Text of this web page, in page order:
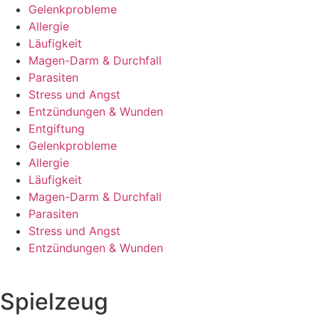
Gelenkprobleme
Allergie
Läufigkeit
Magen-Darm & Durchfall
Parasiten
Stress und Angst
Entzündungen & Wunden
Entgiftung
Gelenkprobleme
Allergie
Läufigkeit
Magen-Darm & Durchfall
Parasiten
Stress und Angst
Entzündungen & Wunden
Spielzeug